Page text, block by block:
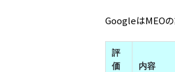
GoogleはMEO
評
価
内容